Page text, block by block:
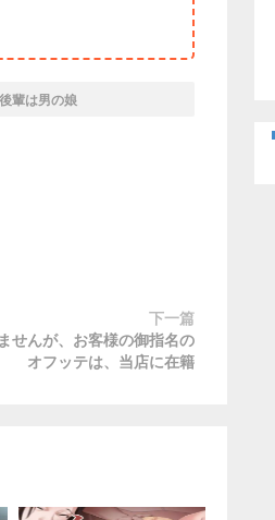
輩は男の娘
下一篇
せんが、お客様の御指名の
オフッテは、当店に在籍